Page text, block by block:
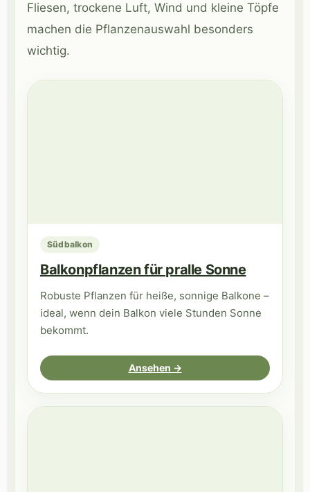
Fliesen, trockene Luft, Wind und kleine Töpfe
machen die Pflanzenauswahl besonders
wichtig.
Südbalkon
Balkonpflanzen für pralle Sonne
Robuste Pflanzen für heiße, sonnige Balkone –
ideal, wenn dein Balkon viele Stunden Sonne
bekommt.
Ansehen →